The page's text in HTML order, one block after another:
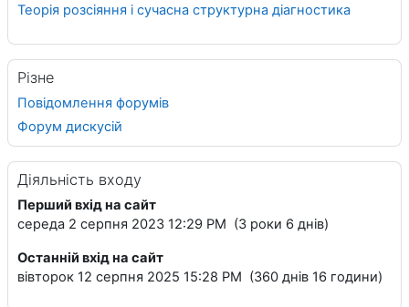
Теорія розсіяння і сучасна структурна діагностика
Різне
Повідомлення форумів
Форум дискусій
Діяльність входу
Перший вхід на сайт
середа 2 серпня 2023 12:29 PM (3 роки 6 днів)
Останній вхід на сайт
вівторок 12 серпня 2025 15:28 PM (360 днів 16 години)